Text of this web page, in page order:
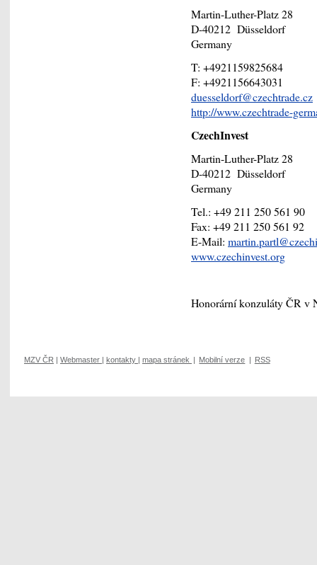
Martin-Luther-Platz 28
D-40212 Düsseldorf
Germany
T: +4921159825684
F: +4921156643031
duesseldorf@czechtrade.cz
http://www.czechtrade-
CzechInvest
Martin-Luther-Platz 28
D-40212 Düsseldorf
Germany
Tel.: +49 211 250 561 90
Fax: +49 211 250 561 92
E-Mail:
www.czechinvest.org
Honorární konzuláty ČR v
MZV ČR | Webmaster | kontakty | mapa stránek | Mobilní verze | RSS